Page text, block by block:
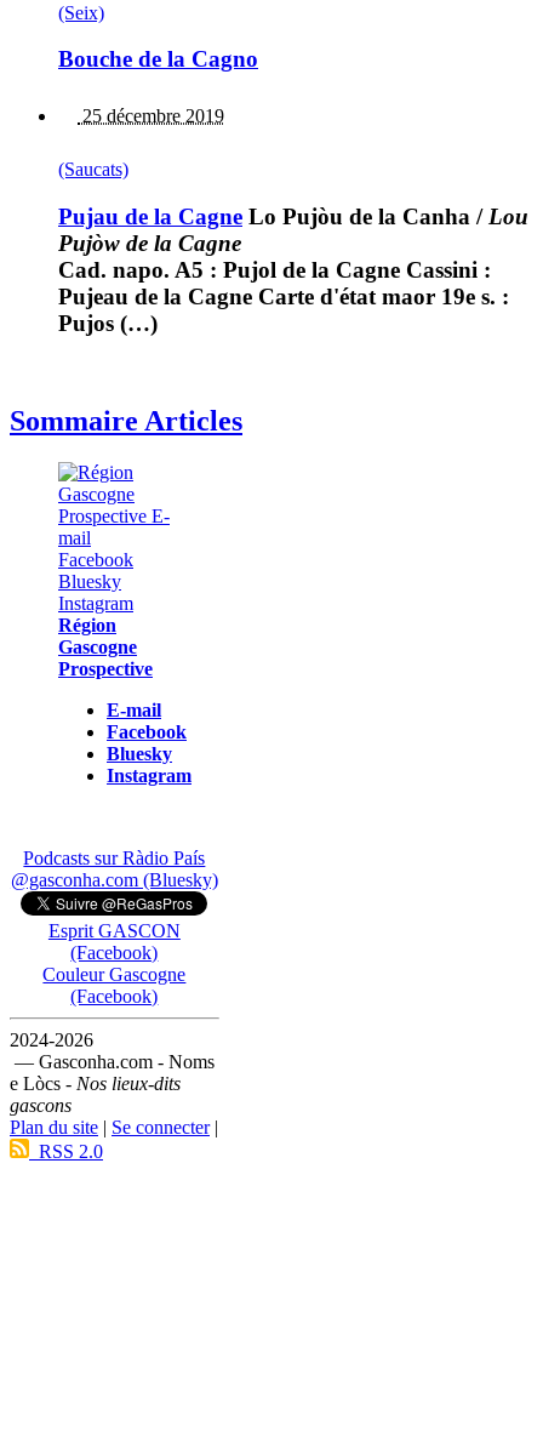
(Seix)
Bouche de la Cagno
25 décembre 2019
(Saucats)
Pujau de la Cagne Lo Pujòu de la Canha / Lou
Pujòw de la Cagne
Cad. napo. A5 : Pujol de la Cagne Cassini :
Pujeau de la Cagne Carte d'état maor 19e s. :
Pujos (…)
Sommaire Articles
Région
Gascogne
Prospective
E-mail
Facebook
Bluesky
Instagram
Podcasts sur Ràdio País
@gasconha.com (Bluesky)
Esprit GASCON
(Facebook)
Couleur Gascogne
(Facebook)
2024-2026
— Gasconha.com - Noms
e Lòcs - Nos lieux-dits
gascons
Plan du site | Se connecter|
RSS 2.0